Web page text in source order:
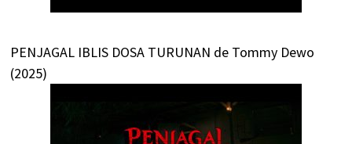
PENJAGAL IBLIS DOSA TURUNAN de Tommy Dewo
(2025)